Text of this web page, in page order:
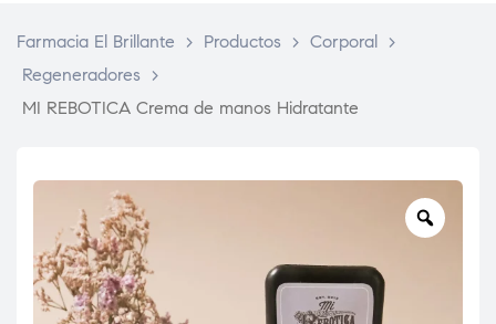
Farmacia El Brillante > Productos > Corporal >
Regeneradores
>
MI REBOTICA Crema de manos Hidratante